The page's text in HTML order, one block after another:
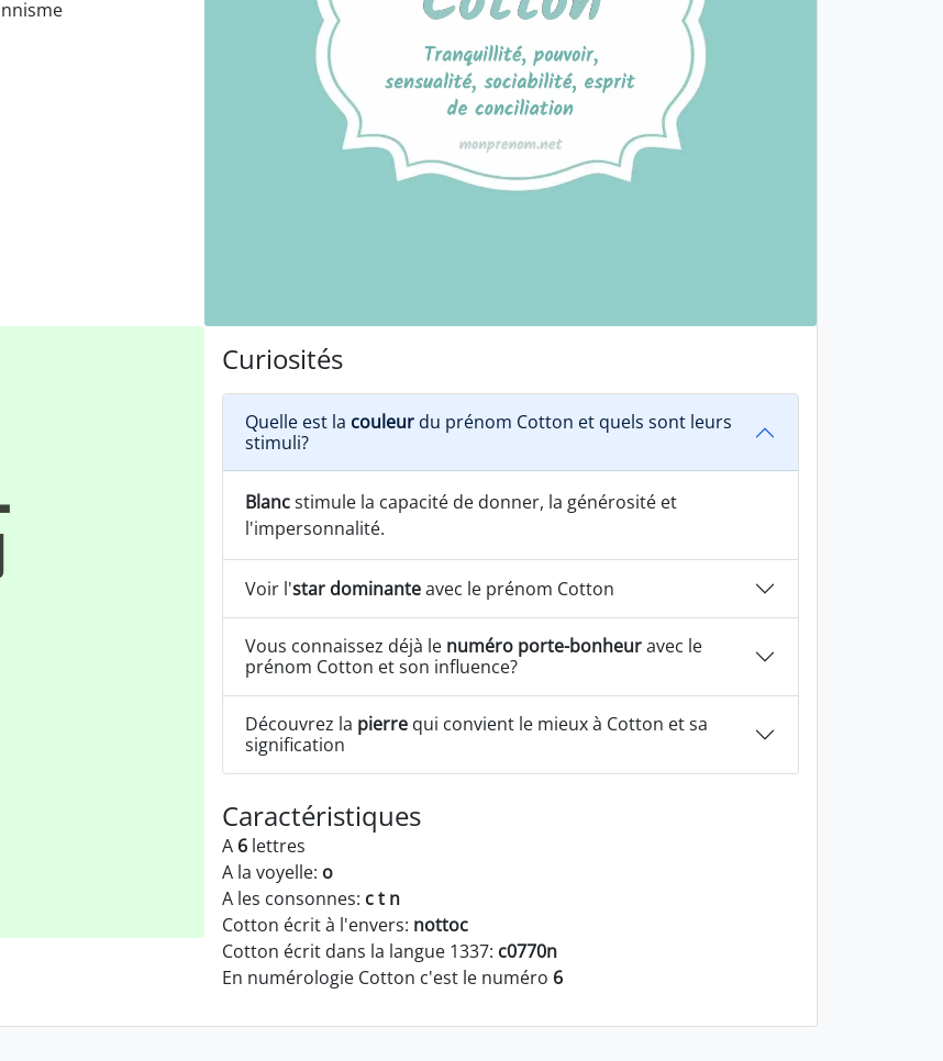
Curiosités
Quelle est la couleur du prénom Cotton et quels sont leurs
stimuli?
Blancstimule la capacité de donner, la générosité et
l'impersonnalité.
Voir l'star dominanteavec le prénom Cotton
Vous connaissez déjà le numéro porte-bonheuravec le
prénom Cotton et son influence?
Découvrez la pierre qui convient le mieux à Cotton et sa
signification
Caractéristiques
A 6 lettres
A la voyelle: o
A les consonnes: c t n
Cotton écrit à l'envers: nottoc
Cotton écrit dans la langue 1337: c0770n
En numérologie Cotton c'est le numéro 6